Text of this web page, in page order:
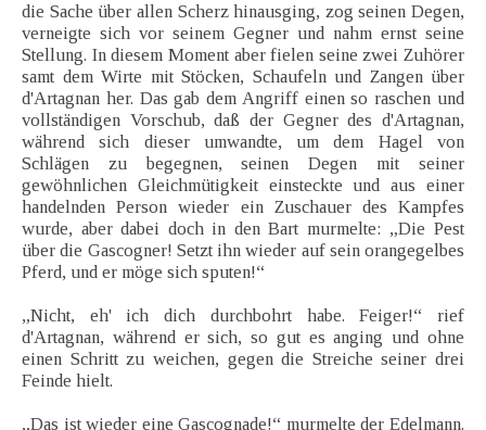
die Sache über allen Scherz hinausging, zog seinen Degen,
verneigte sich vor seinem Gegner und nahm ernst seine
Stellung. In diesem Moment aber fielen seine zwei Zuhörer
samt dem Wirte mit Stöcken, Schaufeln und Zangen über
d'Artagnan her. Das gab dem Angriff einen so raschen und
vollständigen Vorschub, daß der Gegner des d'Artagnan,
während sich dieser umwandte, um dem Hagel von
Schlägen zu begegnen, seinen Degen mit seiner
gewöhnlichen Gleichmütigkeit einsteckte und aus einer
handelnden Person wieder ein Zuschauer des Kampfes
wurde, aber dabei doch in den Bart murmelte: „Die Pest
über die Gascogner! Setzt ihn wieder auf sein orangegelbes
Pferd, und er möge sich sputen!“
„Nicht, eh' ich dich durchbohrt habe. Feiger!“ rief
d'Artagnan, während er sich, so gut es anging und ohne
einen Schritt zu weichen, gegen die Streiche seiner drei
Feinde hielt.
„Das ist wieder eine Gascognade!“ murmelte der Edelmann.